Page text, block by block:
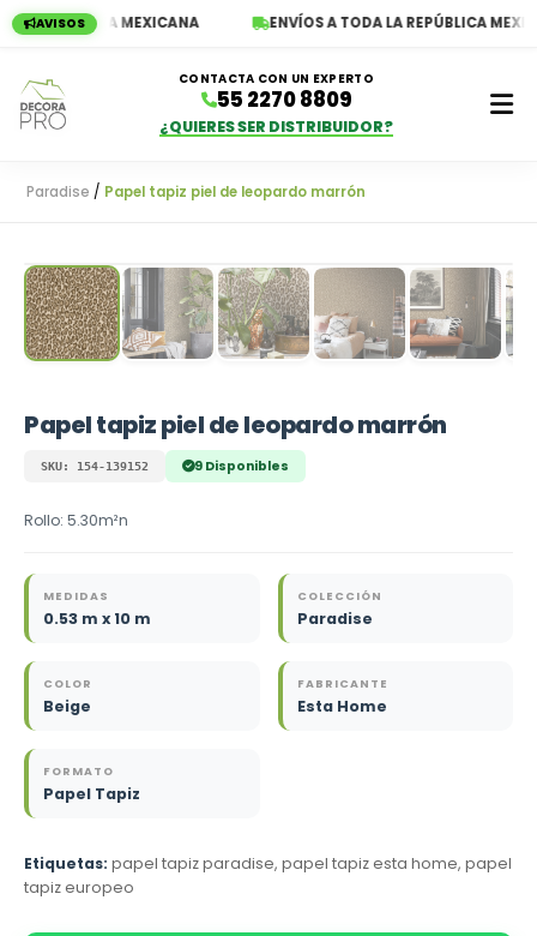
AVISOS
REPÚBLICA MEXICANA ENVÍOS A TODA LA REPÚBLICA
CONTACTA CON UN EXPERTO
55 2270 8809
¿QUIERES SER DISTRIBUIDOR?
Paradise / Papel tapiz piel de leopardo marrón
Papel tapiz piel de leopardo marrón
SKU: 154-139152 9 Disponibles
Rollo: 5.30m²n
MEDIDAS
0.53 m x 10 m
COLECCIÓN
Paradise
COLOR
Beige
FABRICANTE
Esta Home
FORMATO
Papel Tapiz
Etiquetas: papel tapiz paradise, papel tapiz esta home, papel
tapiz europeo